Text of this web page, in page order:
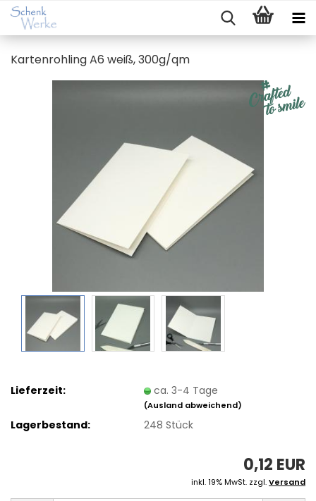
Kar­ten­roh­ling A6 weiß, 300g/qm
Lieferzeit: ca. 3-4 Tage
(Ausland abweichend)
Lagerbestand: 248Stück
0,12 EUR
inkl. 19% MwSt. zzgl.Versand